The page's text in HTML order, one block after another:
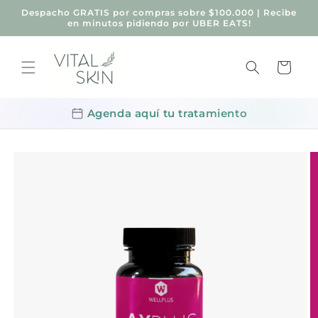
directamente
al contenido
Despacho GRATIS por compras sobre $100.000 | Recibe
en minutos pidiendo por UBER EATS!
Carrito
Agenda aquí tu tratamiento